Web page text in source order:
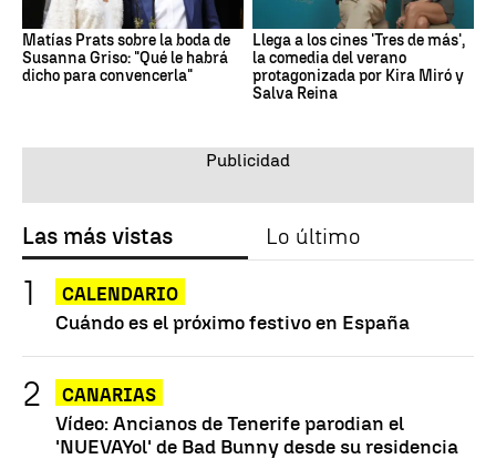
Matías Prats sobre la boda de
Susanna Griso: "Qué le habrá
dicho para convencerla"
Llega a los cines 'Tres de más',
la comedia del verano
protagonizada por Kira Miró y
Salva Reina
Las más vistas Lo último
CALENDARIO
Cuándo es el próximo festivo en España
CANARIAS
Vídeo: Ancianos de Tenerife parodian el
'NUEVAYol' de Bad Bunny desde su residencia